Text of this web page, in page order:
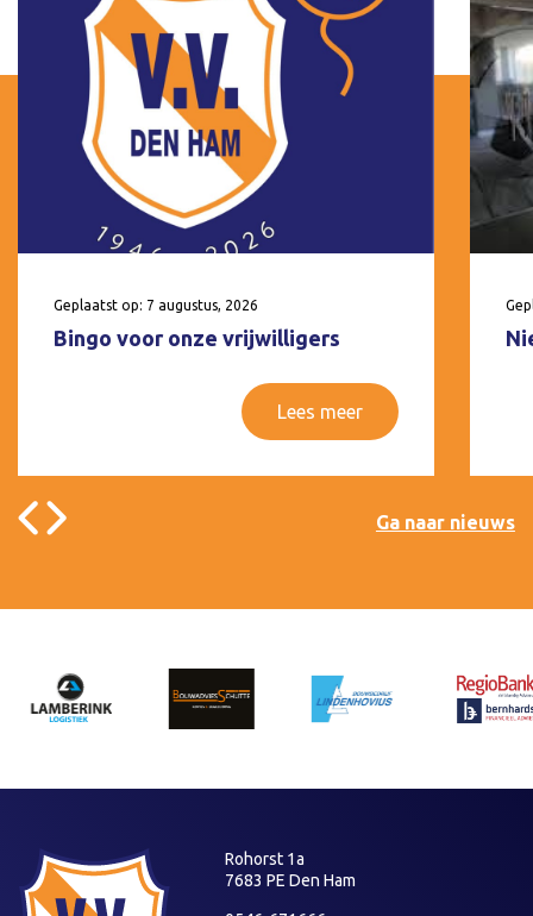
Geplaatst op: 7 augustus, 2026
Bingo voor onze vrijwilligers
Lees meer
Ga naar nieuws
Rohorst 1a
7683 PE Den Ham